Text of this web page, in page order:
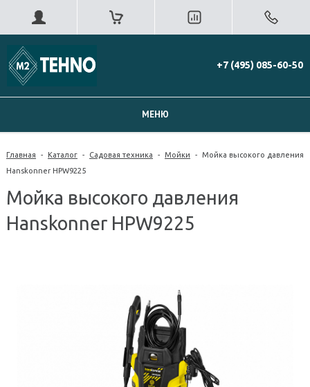
+7 (495) 085-60-50
МЕНЮ
Главная - Каталог - Садовая техника - Мойки - Мойка высокого давления
Hanskonner HPW9225
Мойка высокого давления
Hanskonner HPW9225